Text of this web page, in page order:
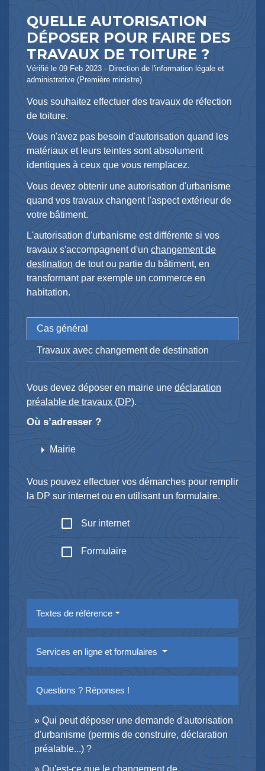
QUELLE AUTORISATION
DÉPOSER POUR FAIRE DES
TRAVAUX DE TOITURE ?
Vérifié le 09 Feb 2023 - Direction de l'information légale et
administrative (Première ministre)
Vous souhaitez effectuer des travaux de réfection
de toiture.
Vous n'avez pas besoin d'autorisation quand les
matériaux et leurs teintes sont absolument
identiques à ceux que vous remplacez.
Vous devez obtenir une autorisation d'urbanisme
quand vos travaux changent l'aspect extérieur de
votre bâtiment.
L'autorisation d'urbanisme est différente si vos
travaux s'accompagnent d'unchangement de
destination de tout ou partie du bâtiment, en
transformant par exemple un commerce en
habitation.
Cas général
Travaux avec changement de destination
Vous devez déposer en mairie une déclaration
préalable de travaux (DP).
Où s’adresser ?
arrow_rightMairie
Vous pouvez effectuer vos démarches pour remplir
la DP sur internet ou en utilisant un formulaire.
check_box_outline_blank Sur internet
check_box_outline_blank Formulaire
Textes de référence
Services en ligne et formulaires
Questions ? Réponses !
Qui peut déposer une demande d'autorisation
d'urbanisme (permis de construire, déclaration
préalable...) ?